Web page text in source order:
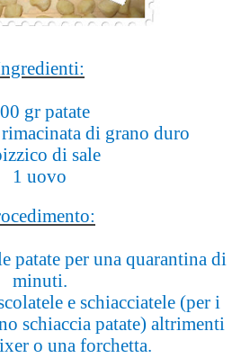
gr patate
di grano duro
di sale
1 uovo
patate per una quarantina di
minuti.
e schiacciatele (per i
schiaccia patate) altrimenti
o una forchetta.